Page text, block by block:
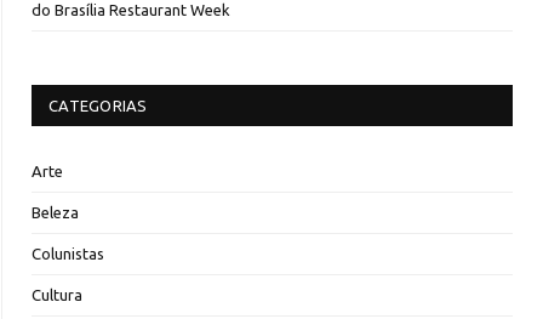
do Brasília Restaurant Week
CATEGORIAS
Arte
Beleza
Colunistas
Cultura